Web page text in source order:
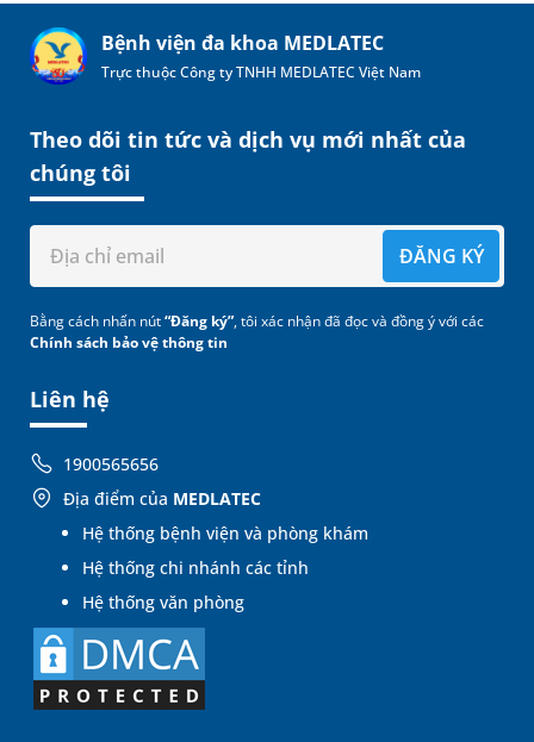
Bệnh viện đa khoa MEDLATEC
Trực thuộc Công ty TNHH MEDLATEC Việt Nam
Liên hệ
1900565656
Địa điểm của MEDLATEC
Hệ thống bệnh viện và phòng khám
Hệ thống chi nhánh các tỉnh
Hệ thống văn phòng
Theo dõi tin tức và dịch vụ mới nhất của
chúng tôi
ĐĂNG KÝ
Bằng cách nhấn nút“Đăng ký”, tôi xác nhận đã đọc và đồng ý với các
Chính sách bảo vệ thông tin